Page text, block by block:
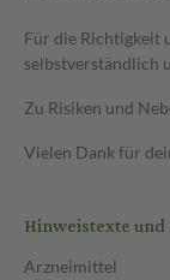
Für die Richtigkeit
selbstverständlich
Zu Risiken und
Vielen Dank für
Hinweistexte
Arzneimittel